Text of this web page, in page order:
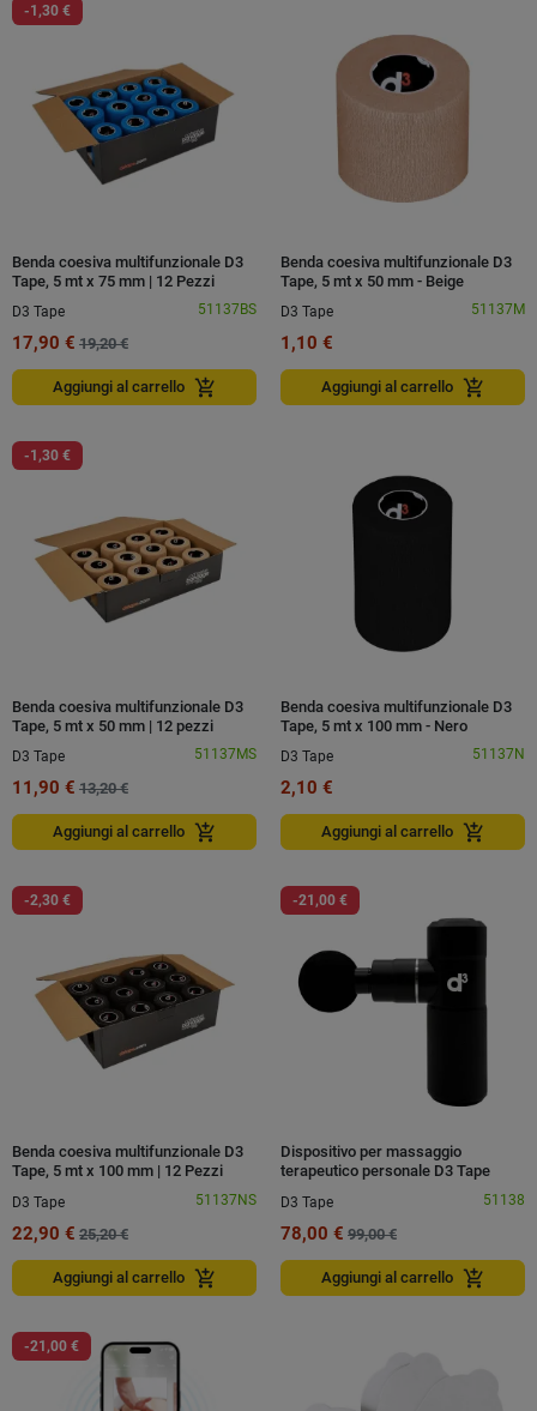
-1,30 €
Benda coesiva multifunzionale D3
Tape, 5 mt x 75 mm | 12 Pezzi
D3 Tape
51137BS
17,90 € 19,20 €
Aggiungi al carrello add_shopping_cart
Benda coesiva multifunzionale D3
Tape, 5 mt x 50 mm - Beige
D3 Tape
51137M
1,10 €
Aggiungi al carrello add_shopping_cart
-1,30 €
Benda coesiva multifunzionale D3
Tape, 5 mt x 50 mm | 12 pezzi
D3 Tape
51137MS
11,90 € 13,20 €
Aggiungi al carrello add_shopping_cart
Benda coesiva multifunzionale D3
Tape, 5 mt x 100 mm - Nero
D3 Tape
51137N
2,10 €
Aggiungi al carrello add_shopping_cart
-2,30 €
Benda coesiva multifunzionale D3
Tape, 5 mt x 100 mm | 12 Pezzi
D3 Tape
51137NS
22,90 € 25,20 €
Aggiungi al carrello add_shopping_cart
-21,00 €
Dispositivo per massaggio
terapeutico personale D3 Tape
D3 Tape
51138
78,00 € 99,00 €
Aggiungi al carrello add_shopping_cart
-21,00 €